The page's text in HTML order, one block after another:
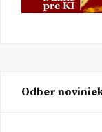
Odber